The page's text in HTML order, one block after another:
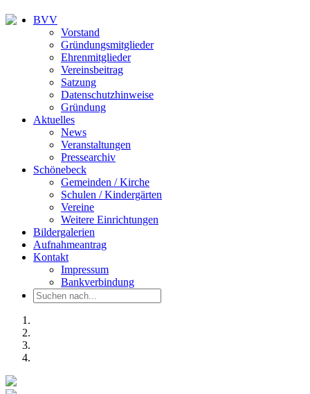
BVV
Vorstand
Gründungsmitglieder
Ehrenmitglieder
Vereinsbeitrag
Satzung
Datenschutzhinweise
Gründung
Aktuelles
News
Veranstaltungen
Pressearchiv
Schönebeck
Gemeinden / Kirche
Schulen / Kindergärten
Vereine
Weitere Einrichtungen
Bildergalerien
Aufnahmeantrag
Kontakt
Impressum
Bankverbindung